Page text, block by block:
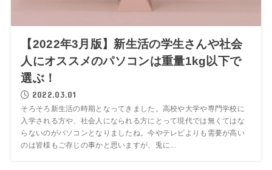
【2022年3月版】新生活の学生さんや社会
人にオススメのパソコンは重量1kg以下で
選ぶ！
2022.03.01
そろそろ新生活の時期となってきました。高校や大学や専門学校に
入学される方や、社会人になられる方にとって現代では無くてはな
らないのがパソコンとなりましたね。今やテレビよりも需要が高い
のは皆様もご存じの事かと思いますが、兎に...